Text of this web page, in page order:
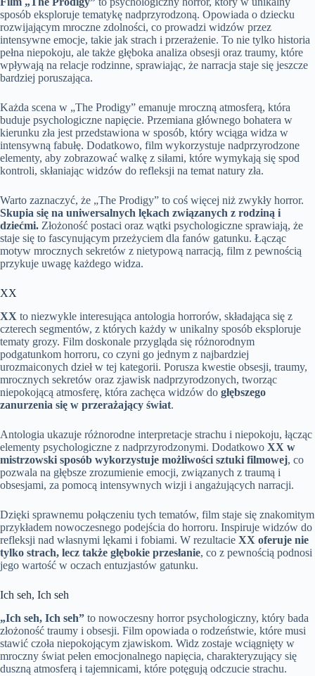
sposób eksploruje tematykę nadprzyrodzoną. Opowiada o dziecku
rozwijającym mroczne zdolności, co prowadzi widzów przez
intensywne emocje, takie jak strach i przerażenie. To nie tylko historia
pełna niepokoju, ale także głęboka analiza obsesji oraz traumy, które
wpływają na relacje rodzinne, sprawiając, że narracja staje się jeszcze
bardziej poruszająca.
Każda scena w „The Prodigy” emanuje mroczną atmosferą, która
buduje psychologiczne napięcie. Przemiana głównego bohatera w
kierunku zła jest przedstawiona w sposób, który wciąga widza w
intensywną fabułę. Dodatkowo, film wykorzystuje nadprzyrodzone
elementy, aby zobrazować walkę z siłami, które wymykają się spod
kontroli, skłaniając widzów do refleksji na temat natury zła.
Warto zaznaczyć, że „The Prodigy” to coś więcej niż zwykły horror.
Skupia się na uniwersalnych lękach związanych z rodziną i
dziećmi. Złożoność postaci oraz wątki psychologiczne sprawiają, że
staje się to fascynującym przeżyciem dla fanów gatunku. Łącząc
motyw mrocznych sekretów z nietypową narracją, film z pewnością
przykuje uwagę każdego widza.
XX
XX to niezwykle interesująca antologia horrorów, składająca się z
czterech segmentów, z których każdy w unikalny sposób eksploruje
tematy grozy. Film doskonale przygląda się różnorodnym
podgatunkom horroru, co czyni go jednym z najbardziej
urozmaiconych dzieł w tej kategorii. Porusza kwestie obsesji, traumy,
mrocznych sekretów oraz zjawisk nadprzyrodzonych, tworząc
niepokojącą atmosferę, która zachęca widzów do głębszego
zanurzenia się w przerażający świat.
Antologia ukazuje różnorodne interpretacje strachu i niepokoju, łącząc
elementy psychologiczne z nadprzyrodzonymi. Dodatkowo XX w
mistrzowski sposób wykorzystuje możliwości sztuki filmowej, co
pozwala na głębsze zrozumienie emocji, związanych z traumą i
obsesjami, za pomocą intensywnych wizji i angażujących narracji.
Dzięki sprawnemu połączeniu tych tematów, film staje się znakomitym
przykładem nowoczesnego podejścia do horroru. Inspiruje widzów do
refleksji nad własnymi lękami i fobiami. W rezultacie XX oferuje nie
tylko strach, lecz także głębokie przesłanie, co z pewnością podnosi
jego wartość w oczach entuzjastów gatunku.
Ich seh, Ich seh
„Ich seh, Ich seh” to nowoczesny horror psychologiczny, który bada
złożoność traumy i obsesji. Film opowiada o rodzeństwie, które musi
stawić czoła niepokojącym zjawiskom. Widz zostaje wciągnięty w
mroczny świat pełen emocjonalnego napięcia, charakteryzujący się
duszną atmosferą i tajemnicami, które potęgują odczucie strachu.